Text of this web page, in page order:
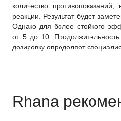
количество
реакции. Результат будет
Однако для более стойкого
от 5 до 10.
дозировку определяет
Rhana